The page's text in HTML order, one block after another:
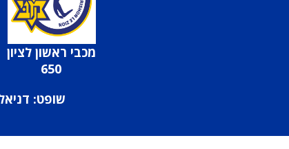
מכבי ראשון לציון
650
שופט: